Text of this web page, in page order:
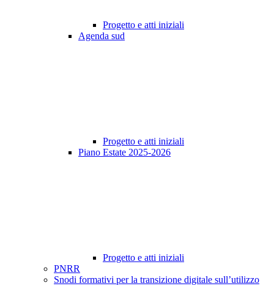
Progetto e atti iniziali
Agenda sud
Progetto e atti iniziali
Piano Estate 2025-2026
Progetto e atti iniziali
PNRR
Snodi formativi per la transizione digitale sull’utilizzo